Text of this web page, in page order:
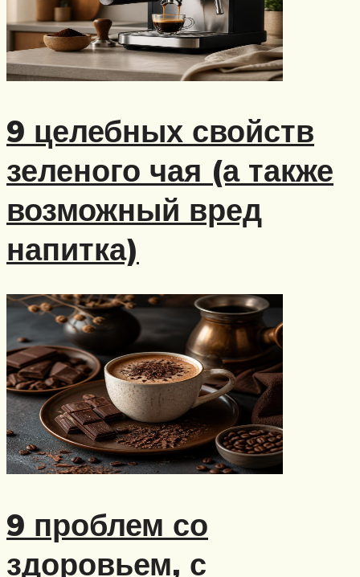
9 целебных свойств
зеленого чая (а также
возможный вред
напитка)
9 проблем со
здоровьем, с